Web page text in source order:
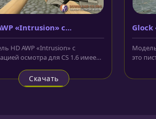
«Intrusion» с
осмотра
HD AWP «Intrusion» с
осмотра для CS 1.6 имеет
Скачать
Glock
Модель
это